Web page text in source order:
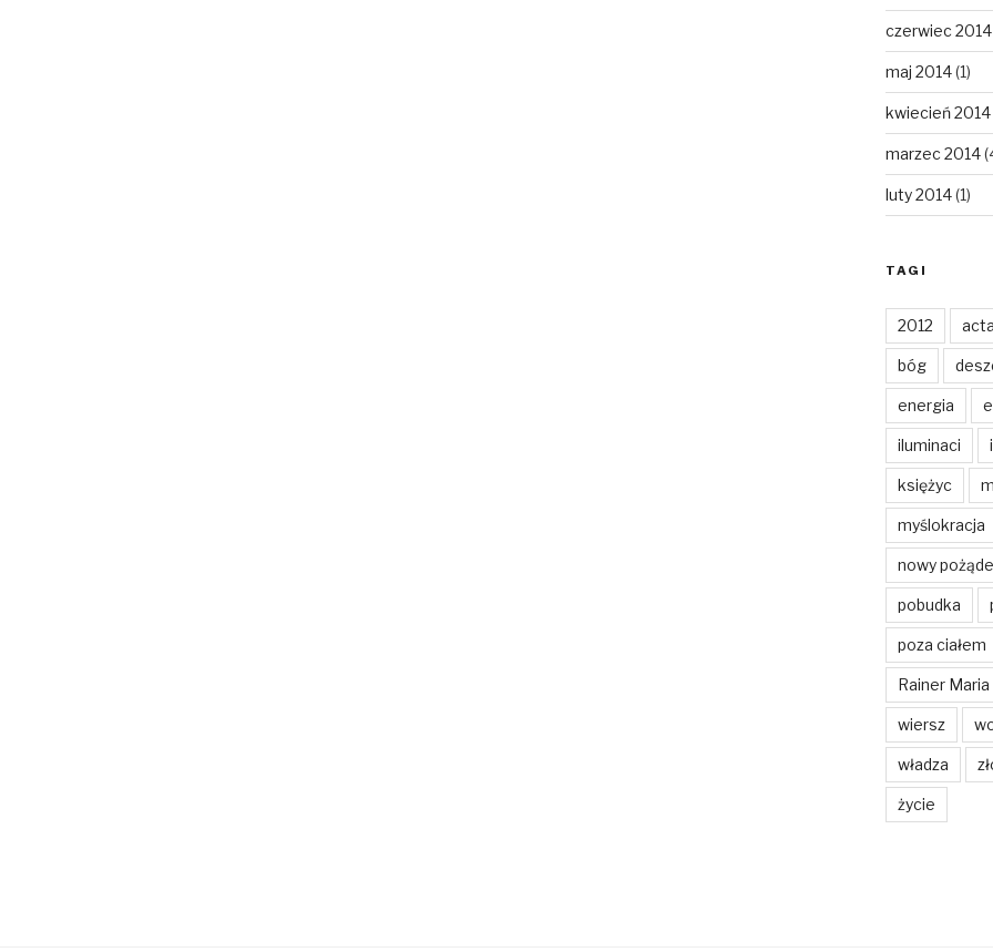
czerwiec 2014
maj 2014(1)
kwiecień 2014
marzec 2014
luty 2014(1)
TAGI
2012 acta
bóg
energia
iluminaci
księżyc
myślokracja
nowy
pobudka
poza ciałem
Rainer Maria
wiersz
władza
życie